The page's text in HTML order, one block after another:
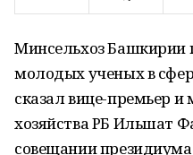
Минсельхоз Башкирии
молодых ученых в
сказал вице-премьер и
хозяйства РБ Ильшат
совещании